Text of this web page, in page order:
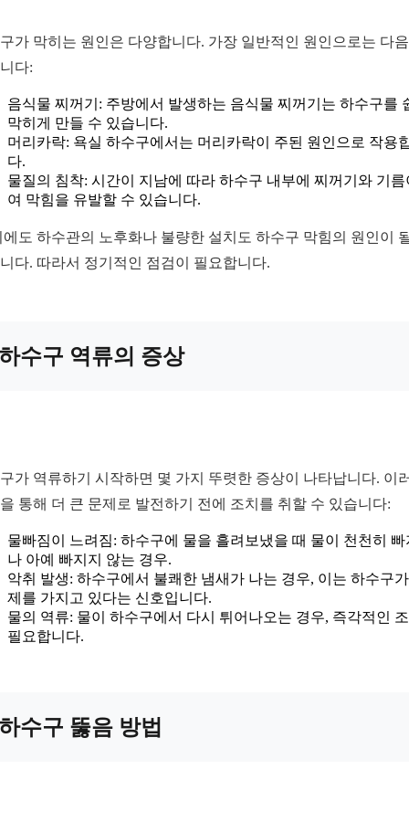
가 막히는 원인은 다양합니다. 가장 일반적인 원인으로는 다
다:
음식물 찌꺼기: 주방에서 발생하는 음식물 찌꺼기는 하수구를
막히게 만들 수 있습니다.
머리카락: 욕실 하수구에서는 머리카락이 주된 원인으로 작용
다.
물질의 침착: 시간이 지남에 따라 하수구 내부에 찌꺼기와 기름
여 막힘을 유발할 수 있습니다.
에도 하수관의 노후화나 불량한 설치도 하수구 막힘의 원인이
다. 따라서 정기적인 점검이 필요합니다.
수구 역류의 증상
가 역류하기 시작하면 몇 가지 뚜렷한 증상이 나타납니다. 이
통해 더 큰 문제로 발전하기 전에 조치를 취할 수 있습니다:
물빠짐이 느려짐: 하수구에 물을 흘려보냈을 때 물이 천천히 빠
나 아예 빠지지 않는 경우.
악취 발생: 하수구에서 불쾌한 냄새가 나는 경우, 이는 하수구
제를 가지고 있다는 신호입니다.
물의 역류: 물이 하수구에서 다시 튀어나오는 경우, 즉각적인
필요합니다.
수구 뚫음 방법